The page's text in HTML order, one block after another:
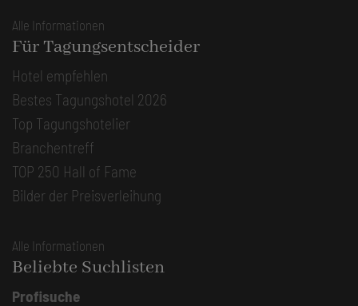
Alle Informationen
Für Tagungsentscheider
Hotel empfehlen
Bestes Tagungshotel 2026
Top Tagungshotelier
Branchentreff
TOP 250 Hall of Fame
Bilder der Preisverleihung
Alle Informationen
Beliebte Suchlisten
Profisuche